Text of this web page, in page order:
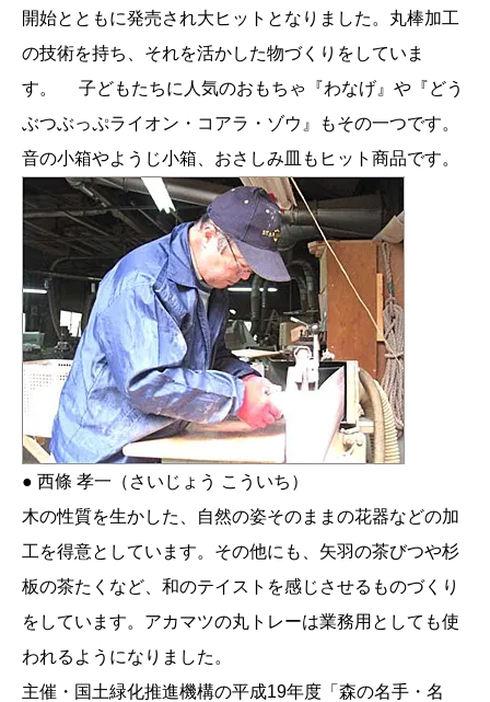
開始とともに発売され大ヒットとなりました。丸棒加工
の技術を持ち、それを活かした物づくりをしていま
す。 子どもたちに人気のおもちゃ『わなげ』や『どう
ぶつぶっぷライオン・コアラ・ゾウ』もその一つです。
音の小箱やようじ小箱、おさしみ皿もヒット商品です。
● 西條 孝一（さいじょう こういち）
木の性質を生かした、自然の姿そのままの花器などの加
工を得意としています。その他にも、矢羽の茶びつや杉
板の茶たくなど、和のテイストを感じさせるものづくり
をしています。アカマツの丸トレーは業務用としても使
われるようになりました。
主催・国土緑化推進機構の平成19年度「森の名手・名